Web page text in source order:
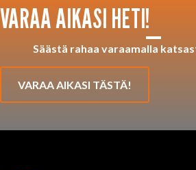
VARAA AIKASI HETI!
Säästä rahaa varaamalla
VARAA AIKASI TÄSTÄ!